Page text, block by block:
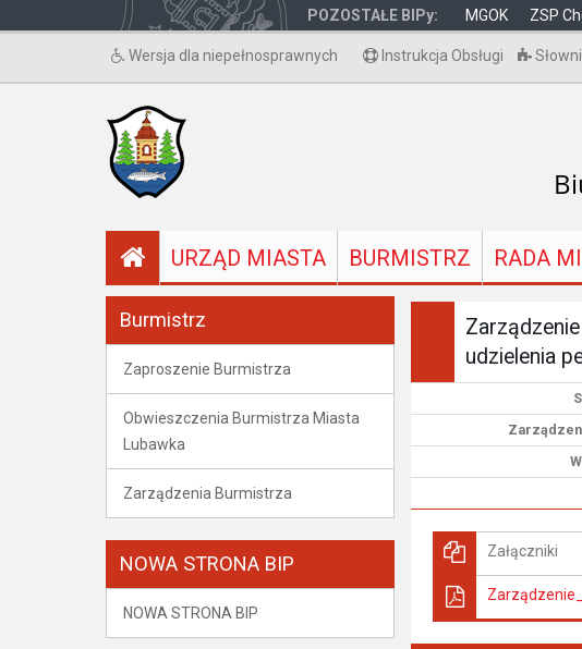
POZOSTAŁE BIPy: MGOK ZSP
Wersja dla niepełnosprawnych Instrukcja Obsługi
URZĄD MIASTA BURMISTRZ RADA
Burmistrz
Zaproszenie Burmistrza
Obwieszczenia Burmistrza Miasta
Lubawka
Zarządzenia Burmistrza
NOWA STRONA BIP
NOWA STRONA BIP
udzielenia
Załączniki